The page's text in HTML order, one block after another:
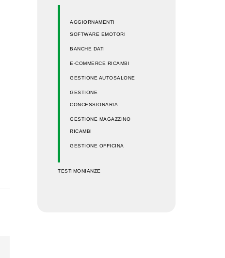
AGGIORNAMENTI
SOFTWARE EMOTORI
BANCHE DATI
E-COMMERCE RICAMBI
GESTIONE AUTOSALONE
GESTIONE
CONCESSIONARIA
GESTIONE MAGAZZINO
RICAMBI
GESTIONE OFFICINA
TESTIMONIANZE